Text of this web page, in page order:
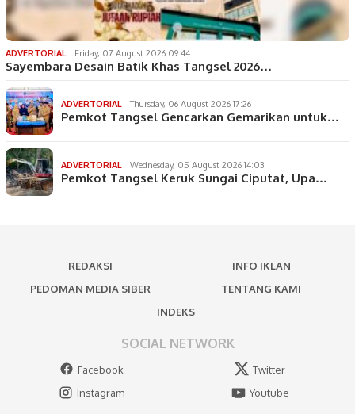
ADVERTORIAL Friday, 07 August 2026 09:44
Sayembara Desain Batik Khas Tangsel 2026…
ADVERTORIAL Thursday, 06 August 2026 17:26
Pemkot Tangsel Gencarkan Gemarikan untuk…
ADVERTORIAL Wednesday, 05 August 2026 14:03
Pemkot Tangsel Keruk Sungai Ciputat, Upa…
REDAKSI
INFO IKLAN
PEDOMAN MEDIA SIBER
TENTANG KAMI
INDEKS
SOCIAL NETWORK
Facebook
Twitter
Instagram
Youtube